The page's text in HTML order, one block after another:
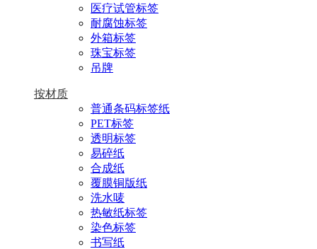
医疗试管标签
耐腐蚀标签
外箱标签
珠宝标签
吊牌
按材质
普通条码标签纸
PET标签
透明标签
易碎纸
合成纸
覆膜铜版纸
洗水唛
热敏纸标签
染色标签
书写纸